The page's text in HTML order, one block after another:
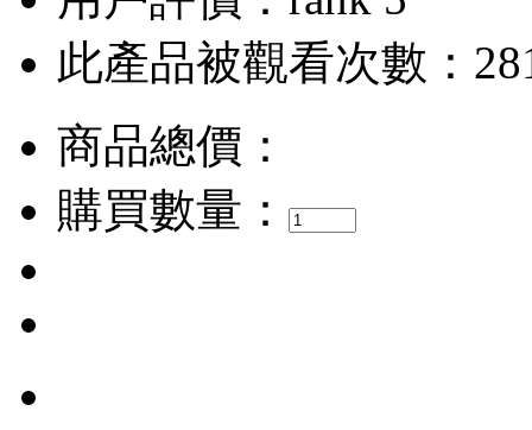
此產品被觀看次數：
商品總價：
購買數量：